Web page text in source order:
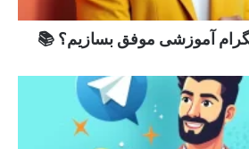
آموزشی موفق بسازیم؟ 📚